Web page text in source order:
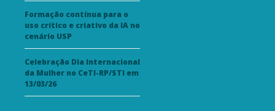
Formação contínua para o
uso crítico e criativo da IA no
cenário USP
Celebração Dia Internacional
da Mulher no CeTI-RP/STI em
13/03/26